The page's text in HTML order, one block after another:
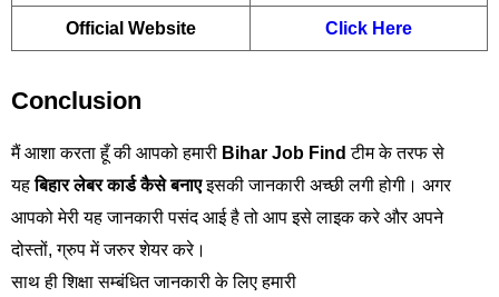
Official Website Click Here
Conclusion
मैं आशा करता हूँ की आपको हमारी Bihar Job Find टीम के तरफ से
यहबिहार लेबर कार्ड कैसे बनाएइसकी जानकारी अच्छी लगी होगी। अगर
आपको मेरी यह जानकारी पसंद आई है तो आप इसे लाइक करे और अपने
दोस्तों, ग्रुप में जरुर शेयर करे।
साथ ही शिक्षा सम्बंधित जानकारी के लिए हमारी